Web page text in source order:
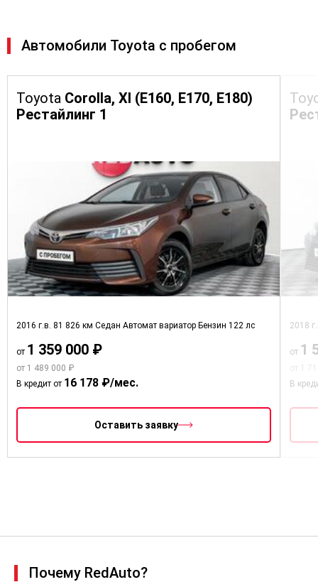
Автомобили Toyota с пробегом
Toyota Corolla, XI (E160, E170, E180)
Рестайлинг 1
2016 г.в. 81 826 км Седан Автомат вариатор Бензин 122 лс
от 1 359 000 ₽
от 1 489 000 ₽
В кредит от 16 178 ₽/мес.
Оставить заявку
2018
от 1
В
Почему RedAuto?